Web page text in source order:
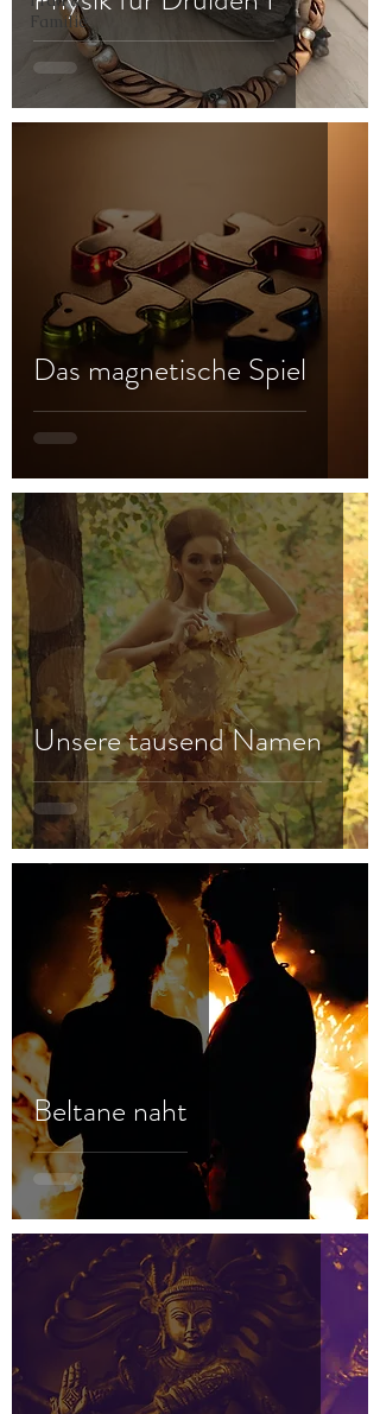
Familie
Das magnetische Spiel
Unsere tausend Namen
Beltane naht